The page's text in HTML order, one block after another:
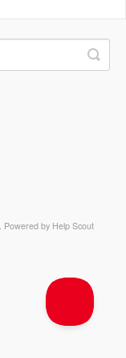
Powered by Help Scout